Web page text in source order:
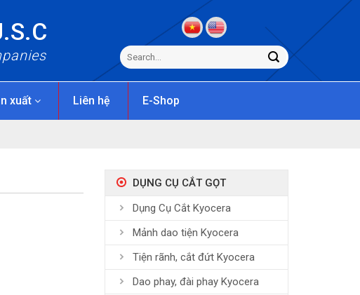
xuất Liên hệ E-Shop
DỤNG CỤ CẮT GỌT
Dụng Cụ Cắt Kyocera
Mảnh dao tiện Kyocera
Tiện rãnh, cắt đứt Kyocera
Dao phay, đài phay Kyocera